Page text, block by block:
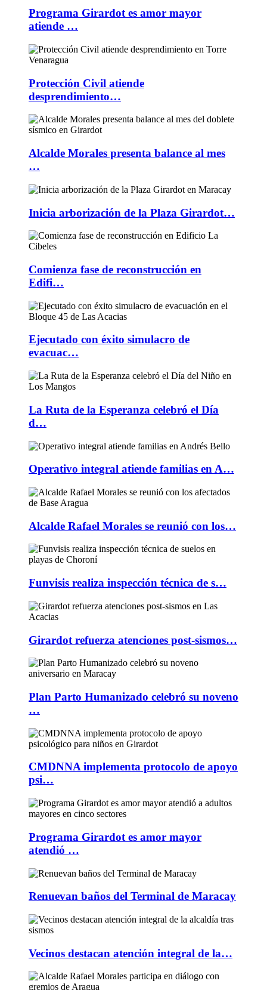
Programa Girardot es amor mayor
atiende …
Protección Civil atiende
desprendimiento…
Alcalde Morales presenta balance al mes
…
Inicia arborización de la Plaza Girardot…
Comienza fase de reconstrucción en
Edifi…
Ejecutado con éxito simulacro de
evacuac…
La Ruta de la Esperanza celebró el Día
d…
Operativo integral atiende familias en A…
Alcalde Rafael Morales se reunió con los…
Funvisis realiza inspección técnica de s…
Girardot refuerza atenciones post-sismos…
Plan Parto Humanizado celebró su noveno
…
CMDNNA implementa protocolo de apoyo
psi…
Programa Girardot es amor mayor
atendió …
Renuevan baños del Terminal de Maracay
Vecinos destacan atención integral de la…